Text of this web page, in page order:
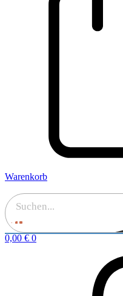
Warenkorb
0,00 € 0